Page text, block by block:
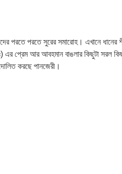
পরতে সুরের সমারোহ। এখানে ধানের
প্রেম আর আবহমান বাঙলার কিছুটা সরল
করছে পানজেরী।